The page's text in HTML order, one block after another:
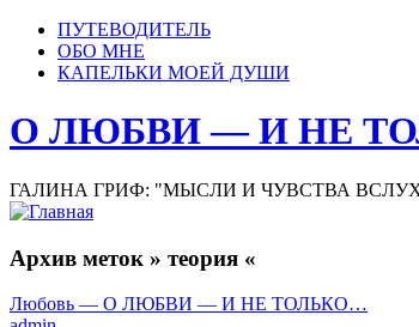
ПУТЕВОДИТЕЛЬ
ОБО МНЕ
КАПЕЛЬКИ МОЕЙ ДУШИ
О ЛЮБВИ — И НЕ
ГАЛИНА ГРИФ: "МЫСЛИ И ЧУВСТВА
Архив меток » теория «
Любовь — О ЛЮБВИ — И НЕ ТОЛЬКО…